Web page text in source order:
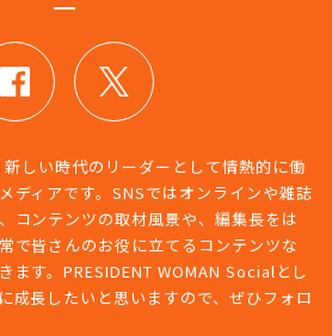
新しい時代のリーダーとして情熱的に働
ディアです。SNSではオンラインや雑誌
コンテンツの取材風景や、編集長をは
で皆さんのお役に立てるコンテンツな
ます。PRESIDENT WOMAN Socialとし
成長したいと思いますので、ぜひフォロ